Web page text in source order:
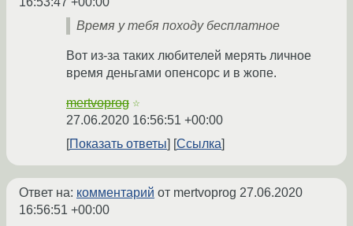
Время у тебя походу бесплатное
Вот из-за таких любителей мерять личное
время деньгами опенсорс и в жопе.
mertvoprog ☆
27.06.2020 16:56:51 +00:00
Показать ответы
Ссылка
Ответ на: комментарий от mertvoprog 27.06.2020
16:56:51 +00:00